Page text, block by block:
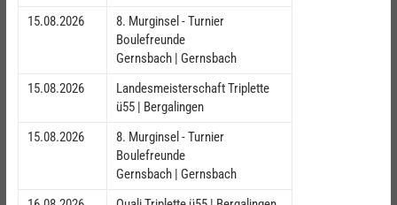
15.08.2026
8. Murginsel - Turnier
Boulefreunde
Gernsbach | Gernsbach
15.08.2026
Landesmeisterschaft Triplette
ü55 | Bergalingen
15.08.2026
8. Murginsel - Turnier
Boulefreunde
Gernsbach | Gernsbach